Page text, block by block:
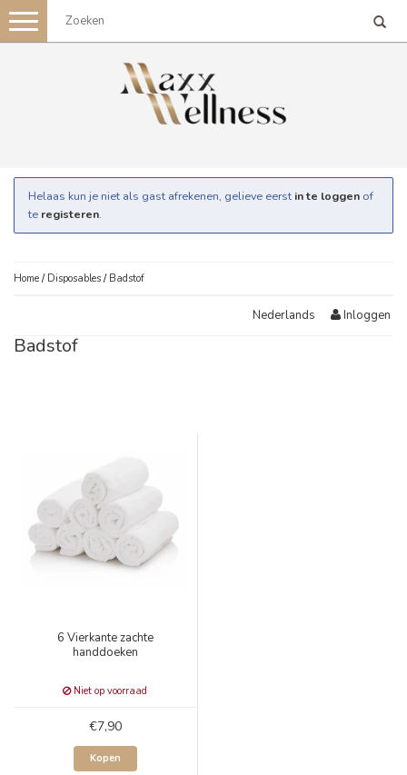
Toggle
navigation
Helaas kun je niet als gast afrekenen, gelieve eerst in te loggen of
te registeren.
Home / Disposables / Badstof
Nederlands Inloggen
Badstof
6 Vierkante zachte
handdoeken
Niet op voorraad
€7,90
Kopen